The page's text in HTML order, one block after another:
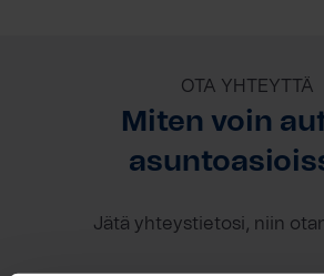
OTA YHTEYTTÄ
Miten voin
Jätä yhteystietosi, niin